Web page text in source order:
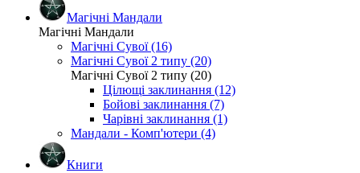
Магічні Мандали
Магічні Мандали
Магічні Сувої (16)
Магічні Сувої 2 типу (20)
Магічні Сувої 2 типу (20)
Цілющі заклинання (12)
Бойові заклинання (7)
Чарівні заклинання (1)
Мандали - Комп'ютери (4)
Книги